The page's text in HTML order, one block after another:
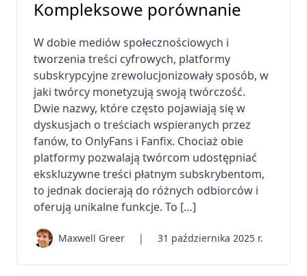
Kompleksowe porównanie
W dobie mediów społecznościowych i
tworzenia treści cyfrowych, platformy
subskrypcyjne zrewolucjonizowały sposób, w
jaki twórcy monetyzują swoją twórczość.
Dwie nazwy, które często pojawiają się w
dyskusjach o treściach wspieranych przez
fanów, to OnlyFans i Fanfix. Chociaż obie
platformy pozwalają twórcom udostępniać
ekskluzywne treści płatnym subskrybentom,
to jednak docierają do różnych odbiorców i
oferują unikalne funkcje. To […]
Maxwell Greer | 31 października 2025 r.